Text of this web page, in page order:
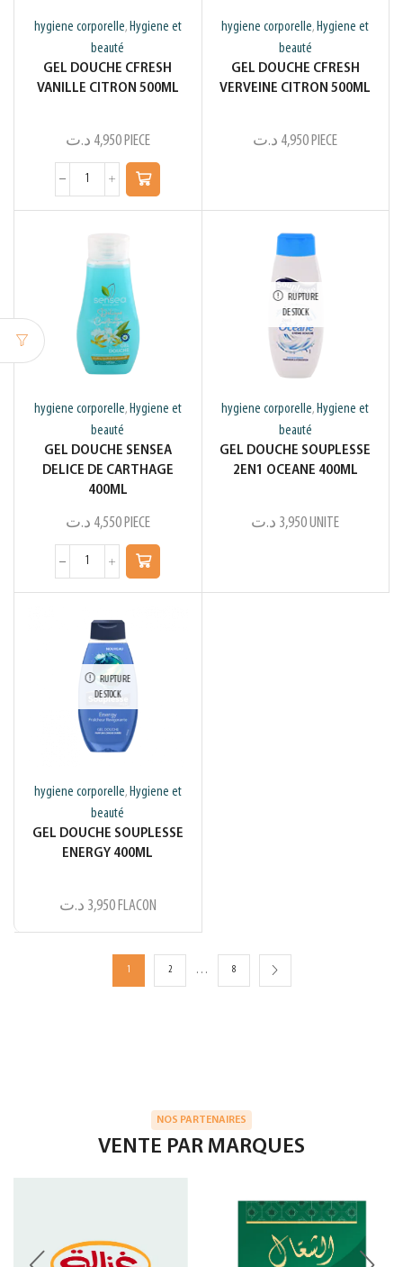
hygiene corporelle, Hygiene et
beauté
GEL DOUCHE CFRESH
VANILLE CITRON 500ML
4,950 د.ت PIECE
hygiene corporelle, Hygiene et
beauté
GEL DOUCHE CFRESH
VERVEINE CITRON 500ML
4,950 د.ت PIECE
hygiene corporelle, Hygiene et
beauté
GEL DOUCHE SENSEA
DELICE DE CARTHAGE
400ML
4,550 د.ت PIECE
RUPTURE
DE STOCK
hygiene corporelle, Hygiene et
beauté
GEL DOUCHE SOUPLESSE
2EN1 OCEANE 400ML
3,950 د.ت UNITE
RUPTURE
DE STOCK
hygiene corporelle, Hygiene et
beauté
GEL DOUCHE SOUPLESSE
ENERGY 400ML
3,950 د.ت FLACON
1 2 … 8
NOS PARTENAIRES
VENTE PAR MARQUES